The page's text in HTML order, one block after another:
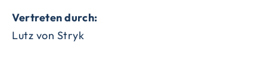
Vertreten durch:
Lutz von Stryk